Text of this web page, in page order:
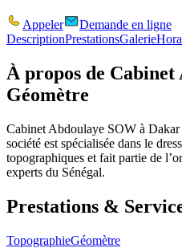
Appeler
Demande en ligne
DescriptionPrestationsGalerie
À propos de Cabinet
Géomètre
Cabinet Abdoulaye SOW à
société est spécialisée dans le
topographiques et fait partie de
experts du Sénégal.
Prestations &
TopographieGéomètre